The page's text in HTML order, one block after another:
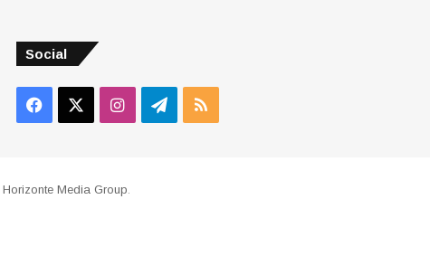
Social
Facebook InstagramTelegram
RSS
Horizonte Media Group.